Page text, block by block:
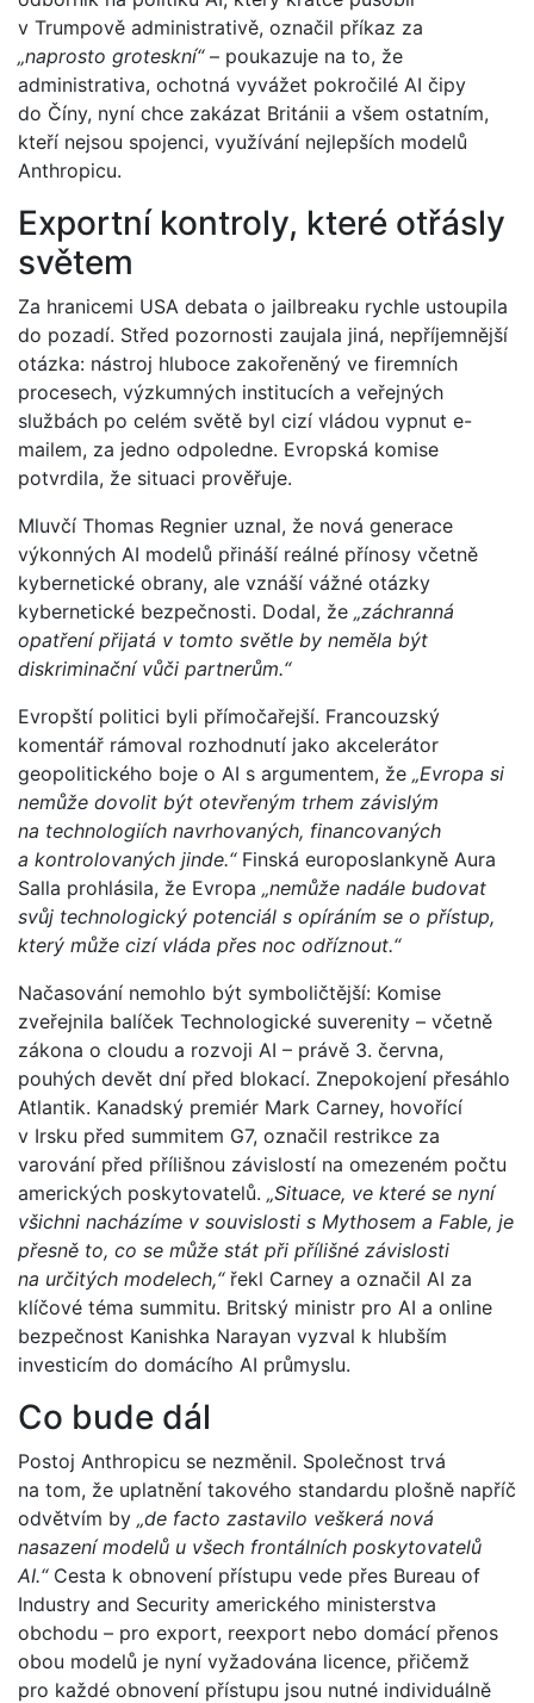
v Trumpově administrativě, označil příkaz za
„naprosto groteskní“– poukazuje na to, že
administrativa, ochotná vyvážet pokročilé AI čipy
do Číny, nyní chce zakázat Británii a všem ostatním,
kteří nejsou spojenci, využívání nejlepších modelů
Anthropicu.
Exportní kontroly, které otřásly
světem
Za hranicemi USA debata o jailbreaku rychle ustoupila
do pozadí. Střed pozornosti zaujala jiná, nepříjemnější
otázka: nástroj hluboce zakořeněný ve firemních
procesech, výzkumných institucích a veřejných
službách po celém světě byl cizí vládou vypnut e-
mailem, za jedno odpoledne. Evropská komise
potvrdila, že situaci prověřuje.
Mluvčí Thomas Regnier uznal, že nová generace
výkonných AI modelů přináší reálné přínosy včetně
kybernetické obrany, ale vznáší vážné otázky
kybernetické bezpečnosti. Dodal, že „záchranná
opatření přijatá v tomto světle by neměla být
diskriminační vůči partnerům.“
Evropští politici byli přímočařejší. Francouzský
komentář rámoval rozhodnutí jako akcelerátor
geopolitického boje o AI s argumentem, že „Evropa si
nemůže dovolit být otevřeným trhem závislým
na technologiích navrhovaných, financovaných
a kontrolovaných jinde.“Finská europoslankyně Aura
Salla prohlásila, že Evropa „nemůže nadále budovat
svůj technologický potenciál s opíráním se o přístup,
který může cizí vláda přes noc odříznout.“
Načasování nemohlo být symboličtější: Komise
zveřejnila balíček Technologické suverenity – včetně
zákona o cloudu a rozvoji AI – právě 3. června,
pouhých devět dní před blokací. Znepokojení přesáhlo
Atlantik. Kanadský premiér Mark Carney, hovořící
v Irsku před summitem G7, označil restrikce za
varování před přílišnou závislostí na omezeném počtu
amerických poskytovatelů. „Situace, ve které se nyní
všichni nacházíme v souvislosti s Mythosem a Fable, je
přesně to, co se může stát při přílišné závislosti
na určitých modelech,“řekl Carney a označil AI za
klíčové téma summitu. Britský ministr pro AI a online
bezpečnost Kanishka Narayan vyzval k hlubším
investicím do domácího AI průmyslu.
Co bude dál
Postoj Anthropicu se nezměnil. Společnost trvá
na tom, že uplatnění takového standardu plošně napříč
odvětvím by „de facto zastavilo veškerá nová
nasazení modelů u všech frontálních poskytovatelů
AI.“Cesta k obnovení přístupu vede přes Bureau of
Industry and Security amerického ministerstva
obchodu – pro export, reexport nebo domácí přenos
obou modelů je nyní vyžadována licence, přičemž
pro každé obnovení přístupu jsou nutné individuálně